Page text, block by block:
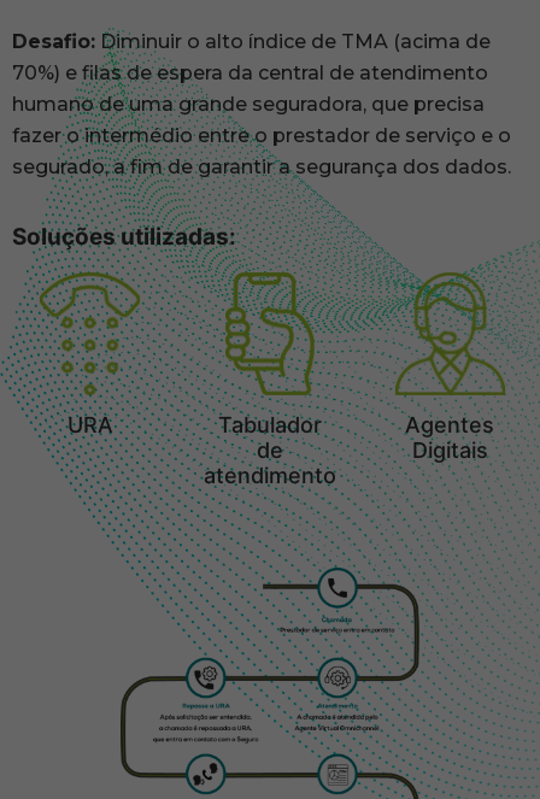
Desafio: Diminuir o alto índice de TMA (acima de
70%) e filas de espera da central de atendimento
humano de uma grande seguradora, que precisa
fazer o intermédio entre o prestador de serviço e o
segurado, a fim de garantir a segurança dos dados.
Soluções utilizadas:
URA
Tabulador
de
atendimento
Agentes
Digitais